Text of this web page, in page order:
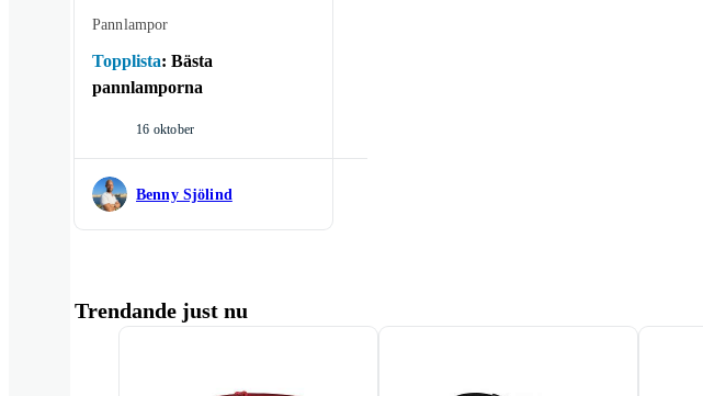
Pannlampor
Topplista: Bästa
pannlamporna
16 oktober
Benny Sjölind
Trendande just nu